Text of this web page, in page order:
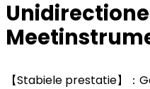
【Stabiele prestatie】：